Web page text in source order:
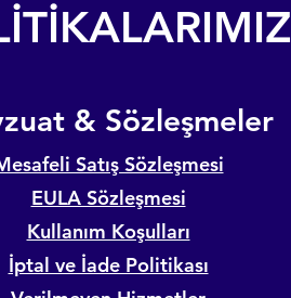
& Sözleşmeler
Satış Sözleşmesi
EULA Sözleşmesi
Kullanım Koşulları
İptal ve İade Politikası